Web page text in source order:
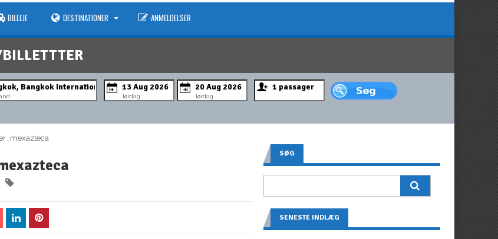
BILLEJE DESTINATIONER ANMELDELSER
lørdag lørdag
SØG
SENESTE INDLÆG